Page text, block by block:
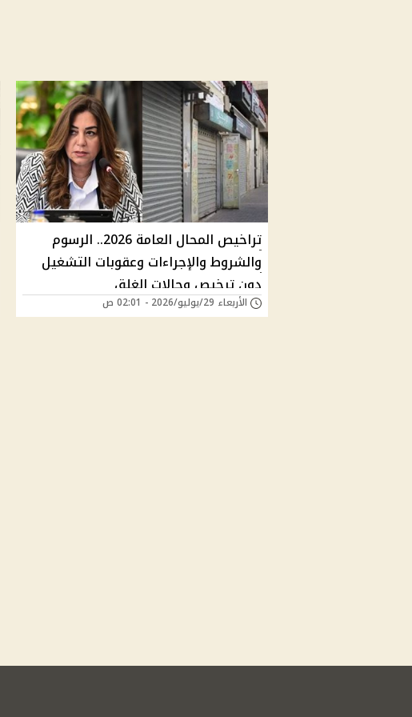
تراخيص المحال العامة 2026.. الرسوم
والشروط والإجراءات وعقوبات التشغيل
دون ترخيص وحالات الغلق
الأربعاء 29/يوليو/2026 - 02:01 ص